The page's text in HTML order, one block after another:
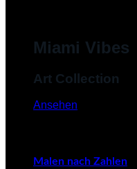
Miami Vibes
Art Collection
Ansehen
Malen nach Zahlen